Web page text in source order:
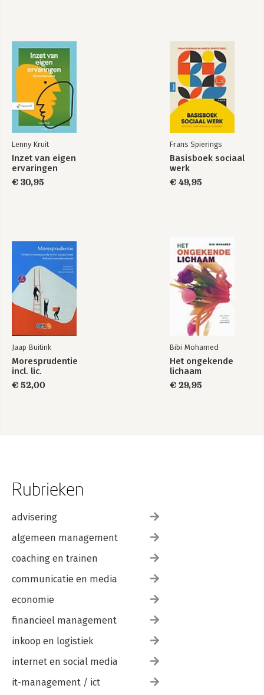
Lenny Kruit
Inzet van eigen
ervaringen
€ 30,95
Frans Spierings
Basisboek sociaal
werk
€ 49,95
Jaap Buitink
Moresprudentie
incl. lic.
€ 52,00
Bibi Mohamed
Het ongekende
lichaam
€ 29,95
Rubrieken
advisering
algemeen management
coaching en trainen
communicatie en media
economie
financieel management
inkoop en logistiek
internet en social media
it-management / ict